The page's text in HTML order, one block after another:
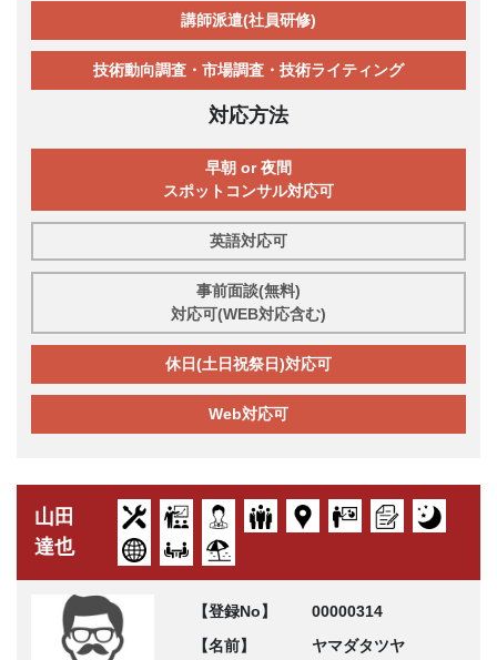
講師派遣(社員研修)
技術動向調査・市場調査・技術ライティング
対応方法
早朝 or 夜間
スポットコンサル対応可
英語対応可
事前面談(無料)
対応可(WEB対応含む)
休日(土日祝祭日)対応可
Web対応可
山田
達也
【登録No】
00000314
【名前】
ヤマダタツヤ